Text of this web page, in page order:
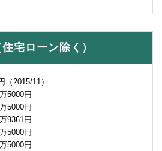
宅ローン除く）
2015/11）
5000円
5000円
9361円
5000円
5000円